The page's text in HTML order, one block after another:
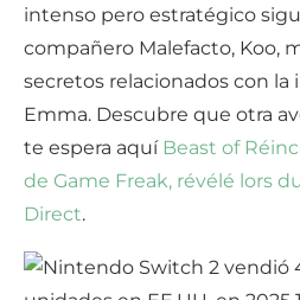
intenso pero estratégico
compañero Malefacto, Koo,
secretos relacionados con
Emma. Descubre que otra
te espera aquí Beast of
de Game Freak, révélé lors
Direct.